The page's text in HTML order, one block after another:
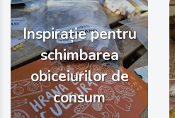
Inspirație pentru
schimbarea
obiceiurilor de
consum